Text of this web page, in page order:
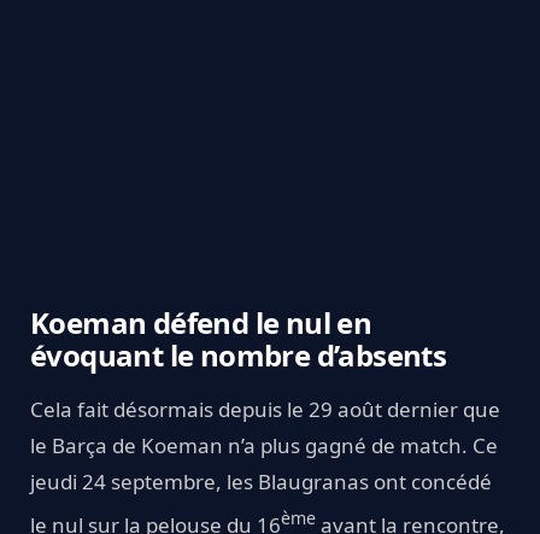
Koeman défend le nul en
évoquant le nombre d’absents
Cela fait désormais depuis le 29 août dernier que
le Barça de Koeman n’a plus gagné de match. Ce
jeudi 24 septembre, les Blaugranas ont concédé
le nul sur la pelouse du 16ème avant la rencontre,